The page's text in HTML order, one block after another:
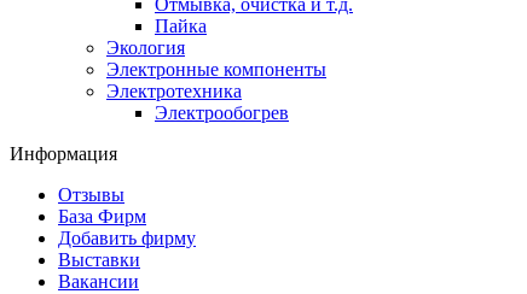
Отмывка, очистка и т.д.
Пайка
Экология
Электронные компоненты
Электротехника
Электрообогрев
Информация
Отзывы
База Фирм
Добавить фирму
Выставки
Вакансии